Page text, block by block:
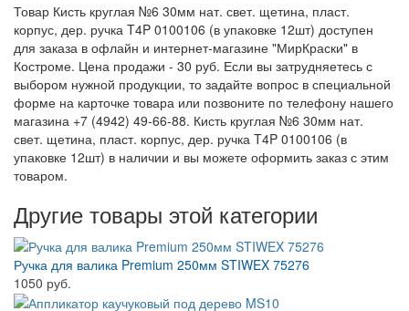
Товар Кисть круглая №6 30мм нат. свет. щетина, пласт.
корпус, дер. ручка T4P 0100106 (в упаковке 12шт) доступен
для заказа в офлайн и интернет-магазине "МирКраски" в
Костроме. Цена продажи - 30 руб. Если вы затрудняетесь с
выбором нужной продукции, то задайте вопрос в специальной
форме на карточке товара или позвоните по телефону нашего
магазина +7 (4942) 49-66-88. Кисть круглая №6 30мм нат.
свет. щетина, пласт. корпус, дер. ручка T4P 0100106 (в
упаковке 12шт) в наличии и вы можете оформить заказ с этим
товаром.
Другие товары этой категории
Ручка для валика Premium 250мм STIWEX 75276
1050 руб.